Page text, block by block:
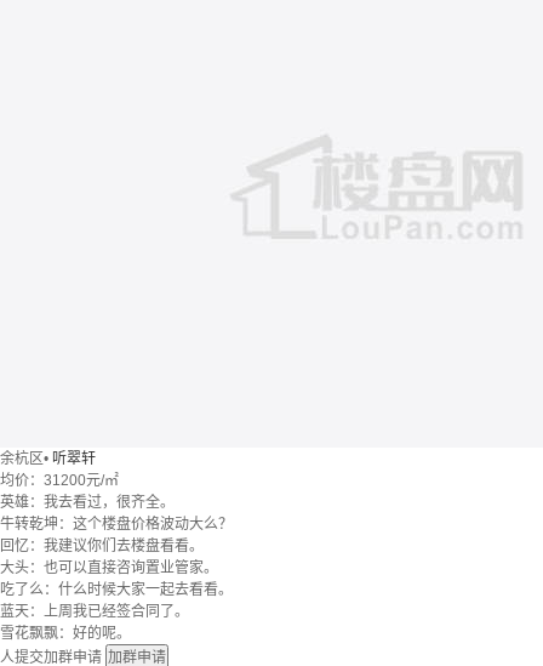
余杭区• 听翠轩
均价： 31200元/㎡
英雄：我去看过，很齐全。
牛转乾坤：这个楼盘价格波动大么？
回忆：我建议你们去楼盘看看。
大头：也可以直接咨询置业管家。
吃了么：什么时候大家一起去看看。
蓝天：上周我已经签合同了。
雪花飘飘：好的呢。
人提交加群申请 加群申请